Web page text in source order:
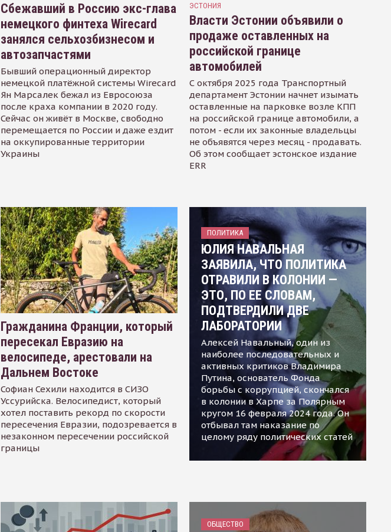
Сбежавший в Россию экс-глава
немецкого финтеха Wirecard
занялся сельхозбизнесом и
автозапчастями
Бывший операционный директор
немецкой платёжной системы Wirecard
Ян Марсалек бежал из Евросоюза
после краха компании в 2020 году.
Сейчас он живёт в Москве, свободно
перемещается по России и даже ездит
на оккупированные территории
Украины
ЭСТОНИЯ
Власти Эстонии объявили о
продаже оставленных на
российской границе
автомобилей
С октября 2025 года Транспортный
департамент Эстонии начнет изымать
оставленные на парковке возле КПП
на российской границе автомобили, а
потом - если их законные владельцы
не объявятся через месяц - продавать.
Об этом сообщает эстонское издание
ERR
Гражданина Франции, который
пересекал Евразию на
велосипеде, арестовали на
Дальнем Востоке
Софиан Сехили находится в СИЗО
Уссурийска. Велосипедист, который
хотел поставить рекорд по скорости
пересечения Евразии, подозревается в
незаконном пересечении российской
границы
ПОЛИТИКА
ЮЛИЯ НАВАЛЬНАЯ
ЗАЯВИЛА, ЧТО ПОЛИТИКА
ОТРАВИЛИ В КОЛОНИИ —
ЭТО, ПО ЕЕ СЛОВАМ,
ПОДТВЕРДИЛИ ДВЕ
ЛАБОРАТОРИИ
Алексей Навальный, один из
наиболее последовательных и
активных критиков Владимира
Путина, основатель Фонда
борьбы с коррупцией, скончался
в колонии в Харпе за Полярным
кругом 16 февраля 2024 года. Он
отбывал там наказание по
целому ряду политических статей
ОБЩЕСТВО